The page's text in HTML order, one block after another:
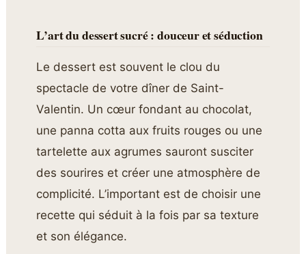
L’art du dessert sucré : douceur et séduction
Le dessert est souvent le clou du
spectacle de votre dîner de Saint-
Valentin. Un cœur fondant au chocolat,
une panna cotta aux fruits rouges ou une
tartelette aux agrumes sauront susciter
des sourires et créer une atmosphère de
complicité. L’important est de choisir une
recette qui séduit à la fois par sa texture
et son élégance.